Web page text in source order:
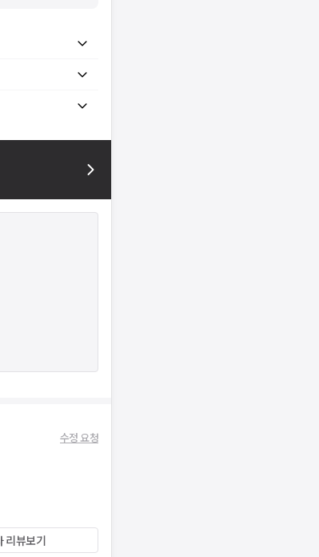
수정 요청
리뷰보기